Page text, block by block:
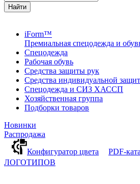
Найти
iForm™
Премиальная спецодежда и
Спецодежда
Рабочая обувь
Средства защиты рук
Средства индивидуальной
Спецодежда и СИЗ ХАССП
Хозяйственная группа
Подборки товаров
Новинки
Распродажа
Конфигуратор цвета
PDF-
ЛОГОТИПОВ